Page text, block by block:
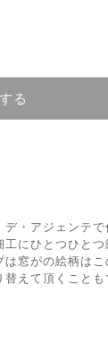
る
・アジェンテで
にひとつひとつ
窓がの絵柄はこ
えて頂くことも